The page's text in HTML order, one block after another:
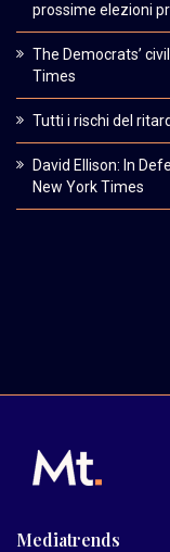
prossime elezioni
The Democrats’
Times
Tutti i rischi del
David Ellison: In
New York Times
Mediatrends